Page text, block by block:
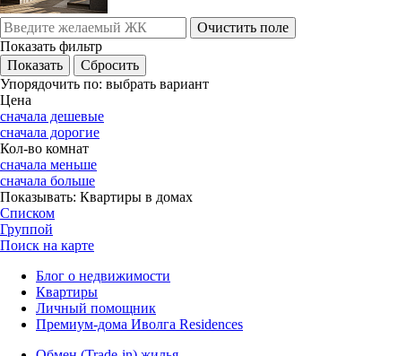
Очистить поле
Показать фильтр
Упорядочить по: выбрать вариант
Цена
сначала дешевые
сначала дорогие
Кол-во комнат
сначала меньше
сначала больше
Показывать: Квартиры в домах
Списком
Группой
Поиск на карте
Блог о недвижимости
Квартиры
Личный помощник
Премиум-дома Иволга Residences